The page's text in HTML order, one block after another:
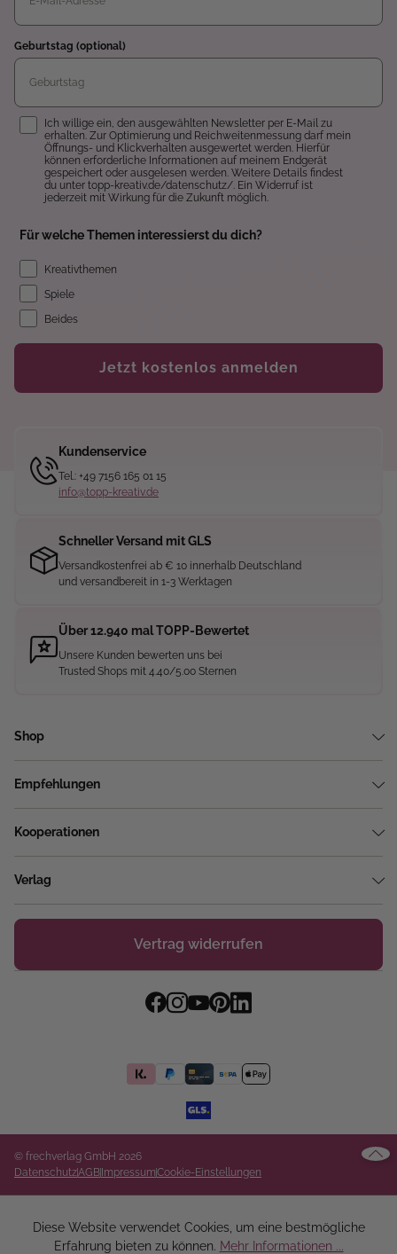
Geburtstag (optional)
Einwilligung
Ich willige ein, den ausgewählten Newsletter per E-Mail zu
erhalten. Zur Optimierung und Reichweitenmessung darf mein
Öffnungs- und Klickverhalten ausgewertet werden. Hierfür
können erforderliche Informationen auf meinem Endgerät
gespeichert oder ausgelesen werden. Weitere Details findest
du unter topp-kreativ.de/datenschutz/. Ein Widerruf ist
jederzeit mit Wirkung für die Zukunft möglich.
Für welche Themen interessierst du dich?
Kreativthemen
Spiele
Beides
Jetzt kostenlos anmelden
Kundenservice
Tel.: +49 7156 165 01 15
info@topp-kreativ.de
Schneller Versand mit GLS
Versandkostenfrei ab € 10 innerhalb Deutschland
und versandbereit in 1-3 Werktagen
Über 12.940 mal TOPP-Bewertet
Unsere Kunden bewerten uns bei
Trusted Shops mit 4.40/5.00 Sternen
Shop
Empfehlungen
Kooperationen
Verlag
Vertrag widerrufen
© frechverlag GmbH 2026
DatenschutzAGB ImpressumCookie-Einstellungen
Diese Website verwendet Cookies, um eine bestmögliche
Erfahrung bieten zu können. Mehr Informationen ...